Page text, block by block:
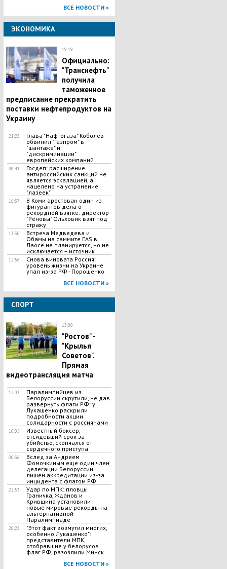
ВСЕ НОВОСТИ »
ЭКОНОМИКА
19:19
Официально:
"Транснефть"
получила
таможенное
предписание прекратить
поставки нефтепродуктов на
Украину
21:23
Глава "Нафтогаза" Коболев
обвинил "Газпром" в
"шантаже" и
"дискриминации"
европейских компаний
00:41
Госдеп: расширение
антироссийских санкций не
является эскалацией, а
нацелено на устранение
"лазеек"
16:37
В Коми арестован один из
фигурантов дела о
рекордной взятке: директор
"Реновы" Ольховик взят под
стражу
13:30
Встреча Медведева и
Обамы на саммите EAS в
Лаосе не планируется, но не
исключается – источник
12:56
Снова виновата Россия:
уровень жизни на Украине
упал из-за РФ - Порошенко
ВСЕ НОВОСТИ »
СПОРТ
13:00
"Ростов" -
"Крылья
Советов".
Прямая
видеотрансляция матча
12:03
Паралимпийцев из
Белоруссии скрутили, не дав
развернуть флаги РФ: у
Лукашенко раскрыли
подробности акции
солидарности с россиянами
10:05
Известный боксер,
отсидевший срок за
убийство, скончался от
сердечного приступа
00:36
Вслед за Андреем
Фомочкиным еще один член
делегации Белоруссии
лишен аккредитации из-за
инцидента с флагом РФ
22:53
Удар по МПК: пловцы
Граничка, Жданов и
Крившина установили
новые мировые рекорды на
альтернативной
Паралимпиаде
20:23
"Этот факт возмутил многих,
особенно Лукашенко":
представители МПК,
отобравшие у белорусов
флаг РФ, разозлили Минск
ВСЕ НОВОСТИ »